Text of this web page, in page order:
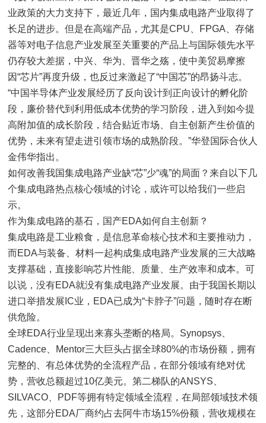
业政策的大力支持下，最近几年，国内集成电路产业取得了
长足的进步。但是在高端产品，尤其是CPU、FPGA、存储
器等对电子信息产业发展至关重要的产品上与国际领先水平
仍存较大差据，中兴、华为、晋华之殇，使中美贸易摩擦
因“芯片”再度升级，也反过来激起了“中国芯”的昂扬斗志。
“中国半导体产业发展经历了反向设计到正向设计的孵化阶
段，廉价替代到利用低成本优势的学习阶段，进入到如今提
高附加值的成长阶段，结合贴近市场、自主创新产生价值的
优势，未来有望走进引领市场的成熟阶段。”华登国际合伙人
金伟华指出。
如何改善我国集成电路产业缺“芯”少“魂”的局面？来自以下几
个集成电路热点核心领域的讨论，或许可以给我们一些启
示。
作为集成电路的基石，国产EDA如何自主创新？
集成电路是工业粮食，是信息革命核心技术和主要推动力，
而EDA与装备、材料一起构成集成电路产业发展的三大战略
支撑基础，直接影响芯片性能、质量、生产效率和成本。可
以说，没有EDA就没有集成电路产业发展。由于我国长期以
进口举措发展IC业，EDA已成为“卡脖子”问题，随时存在断
供危险。
全球EDA行业呈现出来寡头垄断的格局。Synopsys、
Cadence、Mentor三大巨头占据全球80%的市场份额，拥有
完整的、有总体优势的全流程产品，在部分领域有绝对优
势，营收总额超过10亿美元。第二梯队的ANSYS、
SILVACO、PDF等拥有特定领域全流程，在局部领域技术领
先，这部分EDA厂商约占去阿牛市场15%份额，营收规模在